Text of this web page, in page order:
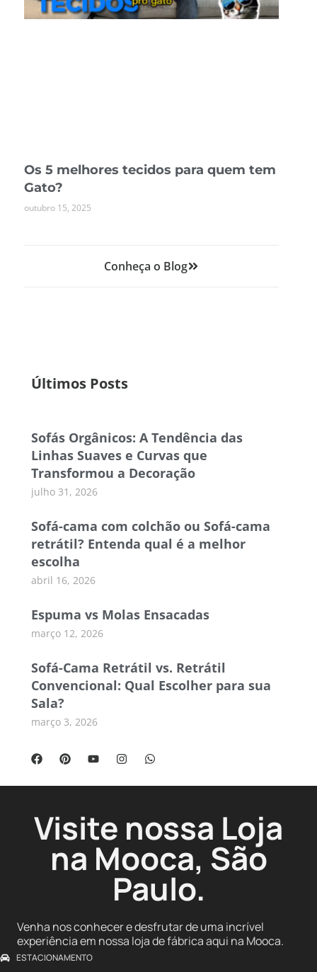
Os 5 melhores tecidos para quem tem
Gato?
outubro 15, 2025
Conheça o Blog
Últimos Posts
Sofás Orgânicos: A Tendência das
Linhas Suaves e Curvas que
Transformou a Decoração
julho 31, 2026
Sofá-cama com colchão ou Sofá-cama
retrátil? Entenda qual é a melhor
escolha
abril 16, 2026
Espuma vs Molas Ensacadas
março 12, 2026
Sofá-Cama Retrátil vs. Retrátil
Convencional: Qual Escolher para sua
Sala?
março 3, 2026
Visite nossa Loja
na Mooca, São
Paulo.
Venha nos conhecer e desfrutar de uma incrível
experiência em nossa loja de fábrica aqui na Mooca.
ESTACIONAMENTO